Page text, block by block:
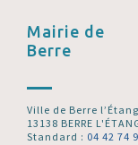
Mairie de
Berre
Ville de Berre l’Étang
13138 BERRE
Standard : 04 42 74